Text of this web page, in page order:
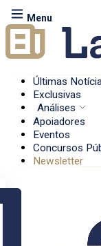
Menu
Últimas
Exclusivas
Análises
Apoiadores
Eventos
Concursos
Newsletter